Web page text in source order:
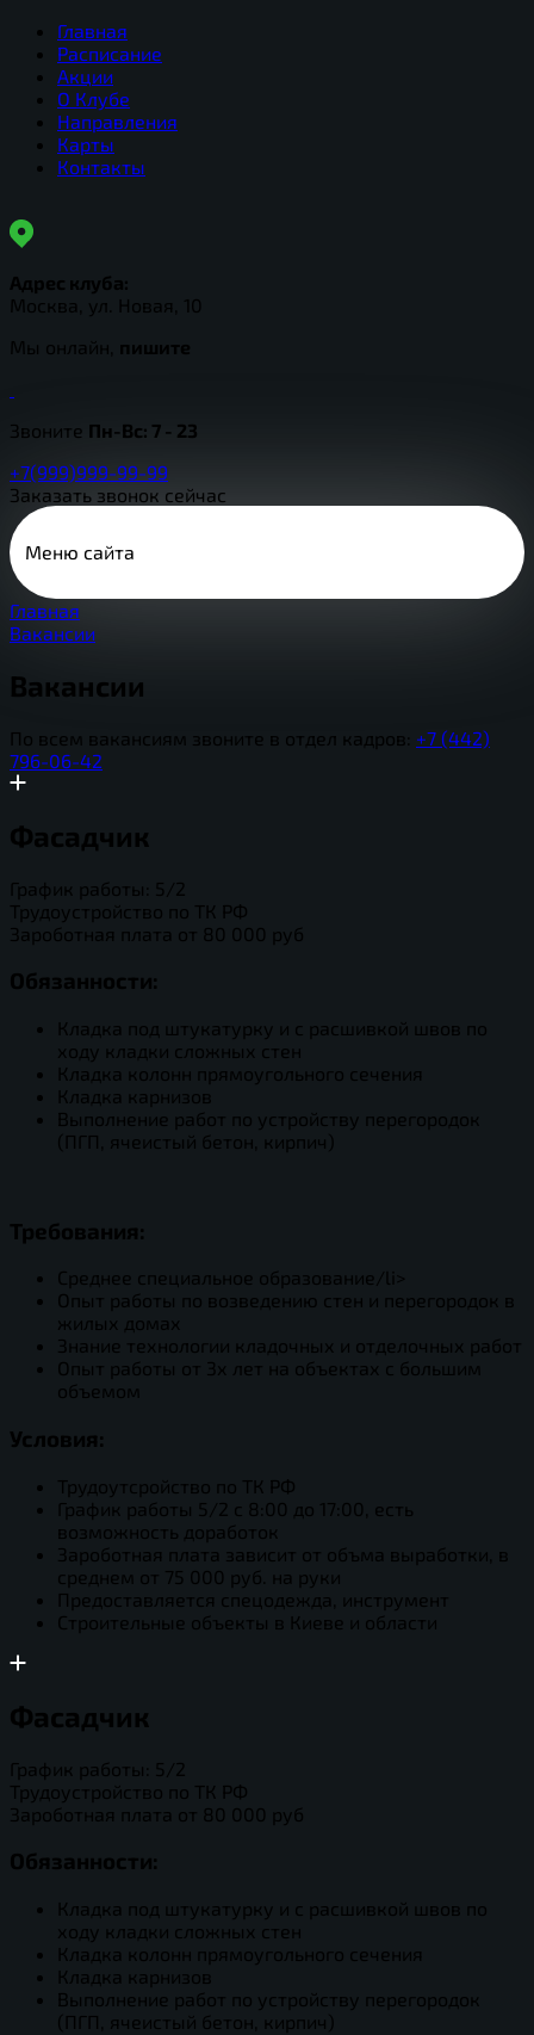
Главная
Расписание
Акции
О Клубе
Направления
Карты
Контакты
Адрес клуба:
Москва, ул. Новая, 10
Мы онлайн, пишите
Звоните Пн-Вс: 7 - 23
+7(999)999-99-99
Заказать звонок сейчас
Меню сайта
Главная
Вакансии
Вакансии
По всем вакансиям звоните в отдел кадров: +7 (442)
796-06-42
Фасадчик
График работы: 5/2
Трудоустройство по ТК РФ
Зароботная плата от 80 000 руб
Обязанности:
Кладка под штукатурку и с расшивкой швов по
ходу кладки сложных стен
Кладка колонн прямоугольного сечения
Кладка карнизов
Выполнение работ по устройству перегородок
(ПГП, ячеистый бетон, кирпич)
Требования:
Среднее специальное образование/li>
Опыт работы по возведению стен и перегородок в
жилых домах
Знание технологии кладочных и отделочных работ
Опыт работы от 3х лет на объектах с большим
объемом
Условия:
Трудоутсройство по ТК РФ
График работы 5/2 с 8:00 до 17:00, есть
возможность доработок
Зароботная плата зависит от объма выработки, в
среднем от 75 000 руб. на руки
Предоставляется спецодежда, инструмент
Строительные объекты в Киеве и области
Фасадчик
График работы: 5/2
Трудоустройство по ТК РФ
Зароботная плата от 80 000 руб
Обязанности:
Кладка под штукатурку и с расшивкой швов по
ходу кладки сложных стен
Кладка колонн прямоугольного сечения
Кладка карнизов
Выполнение работ по устройству перегородок
(ПГП, ячеистый бетон, кирпич)